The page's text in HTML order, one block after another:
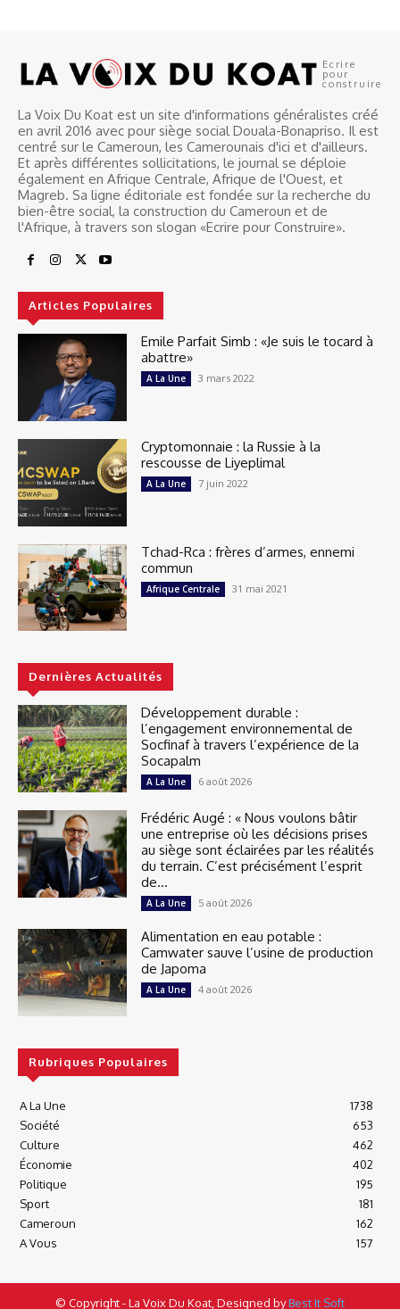
Ecrire
pour
construire
La Voix Du Koat est un site d'informations généralistes créé
en avril 2016 avec pour siège social Douala-Bonapriso. Il est
centré sur le Cameroun, les Camerounais d'ici et d'ailleurs.
Et après différentes sollicitations, le journal se déploie
également en Afrique Centrale, Afrique de l'Ouest, et
Magreb. Sa ligne éditoriale est fondée sur la recherche du
bien-être social, la construction du Cameroun et de
l'Afrique, à travers son slogan «Ecrire pour Construire».
Articles Populaires
Emile Parfait Simb : «Je suis le tocard à
abattre»
A La Une 3 mars 2022
Cryptomonnaie : la Russie à la
rescousse de Liyeplimal
A La Une 7 juin 2022
Tchad-Rca : frères d’armes, ennemi
commun
Afrique Centrale 31 mai 2021
Dernières Actualités
Développement durable :
l’engagement environnemental de
Socfinaf à travers l’expérience de la
Socapalm
A La Une 6 août 2026
Frédéric Augé : « Nous voulons bâtir
une entreprise où les décisions prises
au siège sont éclairées par les réalités
du terrain. C’est précisément l’esprit
de...
A La Une 5 août 2026
Alimentation en eau potable :
Camwater sauve l’usine de production
de Japoma
A La Une 4 août 2026
Rubriques Populaires
A La Une
1738
Société
653
Culture
462
Économie
402
Politique
195
Sport
181
Cameroun
162
A Vous
157
© Copyright - La Voix Du Koat, Designed byBest It Soft